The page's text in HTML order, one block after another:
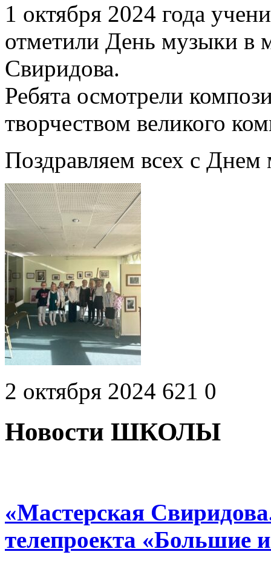
1 октября 2024 года
отметили День музыки в
Свиридова.
Ребята осмотрели
творчеством великого
Поздравляем всех с
2 октября 2024 621 0
Новости ШКОЛЫ
«Мастерская
телепроекта «Большие